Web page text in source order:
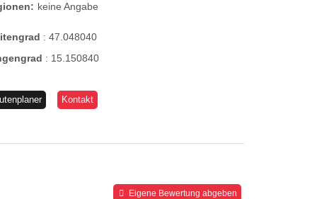
keine Angabe
:47.048040
: 15.150840
Kontakt
Eigene Bewertung abgeben